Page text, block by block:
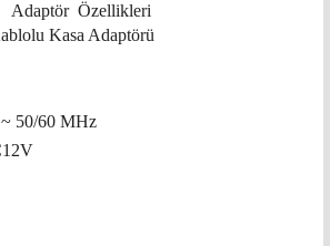
Adaptör Özellikleri
Kasa Adaptörü
50/60 MHz